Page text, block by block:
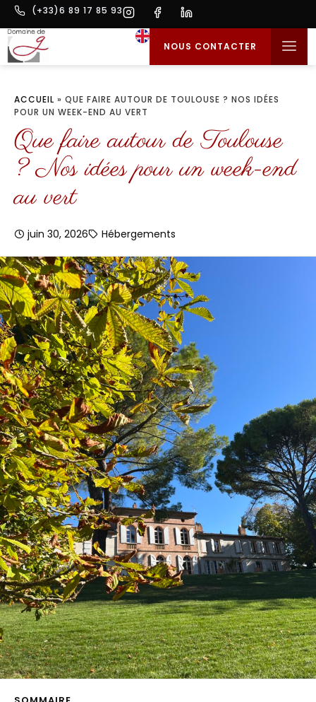
(+33)6 89 17 85 93
NOUS CONTACTER
ACCUEIL » QUE FAIRE AUTOUR DE TOULOUSE ? NOS IDÉES
POUR UN WEEK-END AU VERT
Que faire autour de Toulouse
? Nos idées pour un week-end
au vert
juin 30, 2026 Hébergements